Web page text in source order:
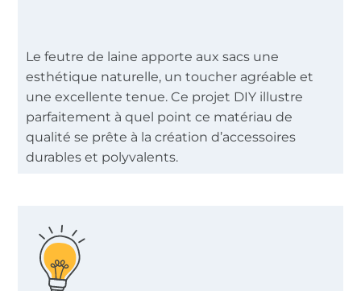
Le feutre de laine apporte aux sacs une
esthétique naturelle, un toucher agréable et
une excellente tenue. Ce projet DIY illustre
parfaitement à quel point ce matériau de
qualité se prête à la création d’accessoires
durables et polyvalents.